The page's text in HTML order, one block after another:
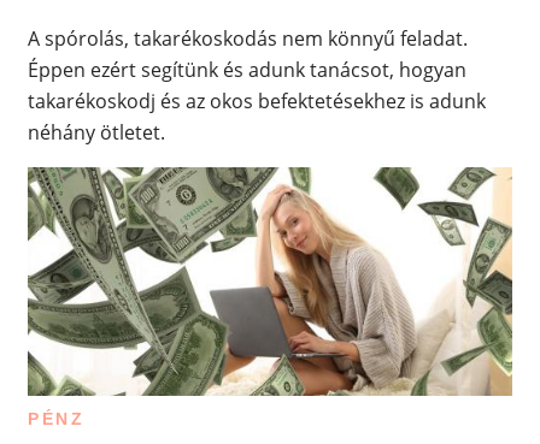
A spórolás, takarékoskodás nem könnyű feladat.
Éppen ezért segítünk és adunk tanácsot, hogyan
takarékoskodj és az okos befektetésekhez is adunk
néhány ötletet.
PÉNZ